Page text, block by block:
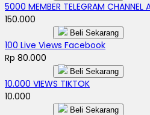
5000 MEMBER TELEGRAM CHANNEL
150.000
Beli Sekarang
100 Live Views Facebook
Rp 80.000
Beli Sekarang
10.000 VIEWS TIKTOK
10.000
Beli Sekarang